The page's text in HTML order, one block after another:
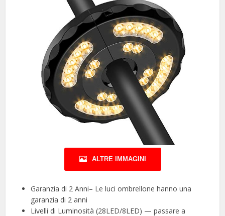
ALTRE IMMAGINI
Garanzia di 2 Anni– Le luci ombrellone hanno una
garanzia di 2 anni
Livelli di Luminosità (28LED/8LED) — passare a